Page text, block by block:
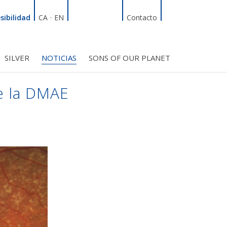
CA · EN Facebook
TwitterInstagram
Contacto
PROYECTOS
INICIATIVAS BMF CLUB_SOCIOS
SILVER NOTICIAS SONS OF OUR PLANET
DMAE